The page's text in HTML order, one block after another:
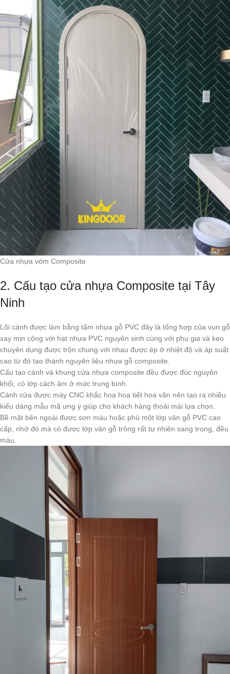
Cửa nhựa vòm Composite
2. Cấu tạo cửa nhựa Composite tại Tây
Ninh
Lõi cánh được làm bằng tấm nhựa gỗ PVC đây là tổng hợp của vụn gỗ
xay mịn cộng với hạt nhựa PVC nguyên sinh cùng với phụ gia và keo
chuyên dụng được trộn chung với nhau được ép ở nhiệt độ và áp suất
cao từ đó tạo thành nguyên liệu nhựa gỗ composite.
Cấu tạo cánh và khung cửa nhựa composite đều được đúc nguyên
khối, có lớp cách âm ở mức trung bình.
Cánh cửa được máy CNC khắc hoạ hoạ tiết hoa văn nên tạo ra nhiều
kiểu dáng mẫu mã ưng ý giúp cho khách hàng thoải mái lựa chọn.
Bề mặt bên ngoài được sơn màu hoặc phủ một lớp vân gỗ PVC cao
cấp, nhờ đó mà có được lớp vân gỗ trông rất tự nhiên sang trọng, đều
màu.